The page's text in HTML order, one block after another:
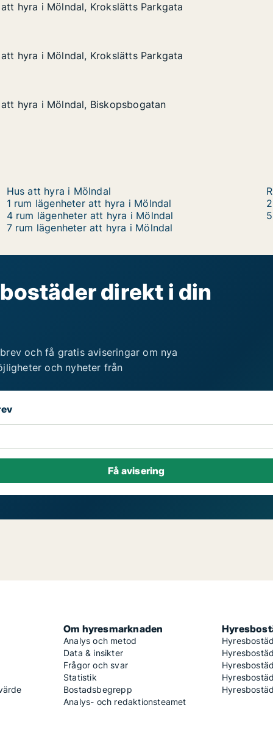
Krokslätts Parkgata
hyra i Mölndal, Krokslätts Parkgata
hyra i Mölndal, Krokslätts Parkgata
Krokslätts Parkgata
hyra i Mölndal, Krokslätts Parkgata
hyra i Mölndal, Krokslätts Parkgata
Biskopsbogatan
hyra i Mölndal, Biskopsbogatan
hyra i Mölndal, Biskopsbogatan
Hus att hyra i Mölndal
1 rum lägenheter att hyra i Mölndal
4 rum lägenheter att hyra i Mölndal
7 rum lägenheter att hyra i Mölndal
direkt i din
och få gratis aviseringar om nya
och nyheter från
Om hyresmarknaden
Analys och metod
Data & insikter
Frågor och svar
Statistik
Bostadsbegrepp
Analys- och redaktionsteamet